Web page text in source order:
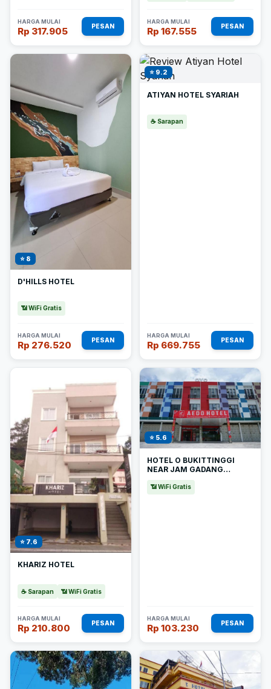
HARGA MULAI
Rp 317.905 PESAN
HARGA MULAI
Rp 167.555 PESAN
⭐ 8
D'HILLS HOTEL
📶 WiFi Gratis
HARGA MULAI
Rp 276.520 PESAN
⭐ 9.2
ATIYAN HOTEL SYARIAH
☕ Sarapan
HARGA MULAI
Rp 669.755 PESAN
⭐ 7.6
KHARIZ HOTEL
☕ Sarapan 📶 WiFi Gratis
HARGA MULAI
Rp 210.800 PESAN
⭐ 5.6
HOTEL O BUKITTINGGI
NEAR JAM GADANG
📶 WiFi Gratis
HARGA MULAI
Rp 103.230 PESAN